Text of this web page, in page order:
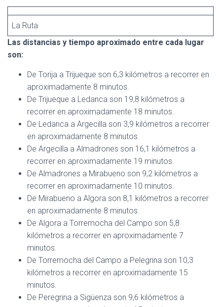
La Ruta
Las distancias y tiempo aproximado entre cada lugar
son:
De Torija a Trijueque son 6,3 kilómetros a recorrer en
aproximadamente 8 minutos.
De Trijueque a Ledanca son 19,8 kilómetros a
recorrer en aproximadamente 18 minutos.
De Ledanca a Argecilla son 3,9 kilómetros a recorrer
en aproximadamente 8 minutos.
De Argecilla a Almadrones son 16,1 kilómetros a
recorrer en aproximadamente 19 minutos.
De Almadrones a Mirabueno son 9,2 kilómetros a
recorrer en aproximadamente 10 minutos.
De Mirabueno a Algora son 8,1 kilómetros a recorrer
en aproximadamente 8 minutos.
De Algora a Torremocha del Campo son 5,8
kilómetros a recorrer en aproximadamente 7
minutos.
De Torremocha del Campo a Pelegrina son 10,3
kilómetros a recorrer en aproximadamente 15
minutos.
De Peregrina a Sigüenza son 9,6 kilómetros a